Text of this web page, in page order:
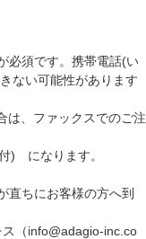
必須です。携帯電話(い
ない可能性があります
は、ファックスでのご注
) になります。
直ちにお客様の方へ到
（info@adagio-inc.co